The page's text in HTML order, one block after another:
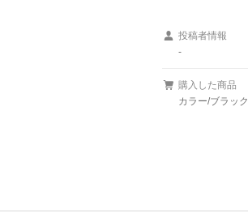
投稿者情報
-
購入した商品
カラー/ブラック